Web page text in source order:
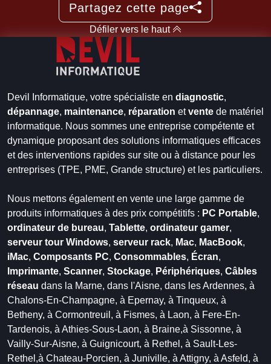
Partagez cette page
Défiler vers le haut
Devil Informatique, votre spécialiste en diagnostic,
dépannage, maintenance, réparation etvente de matériel
informatique. Nous sommes une entreprise compétente et
dynamique proposant des solutions informatiques efficaces
et des interventions rapides sur site ou à distance pour les
entreprises (TPE, PME, Grande structure) et les particuliers.
Nous mettons également en vente une large gamme de
produits informatiques à des prix compétitifs : PC Portable,
ordinateur de bureau, Tablette, ordinateur gamer,
serveur tour Windows, serveur rack, Mac, MacBook,
iMac, Composants PC, Consommables, Écran,
Imprimante, Scanner, Stockage, Périphériques, Câbles
réseau dans la Marne, dans l'Aisne, dans les Ardennes, à
Chalons-En-Champagne, à Epernay, à Tinqueux, à
Betheny, à Cormontreuil, à Fismes, à Laon, à Fere-En-
Tardenois, à Athies-Sous-Laon, à Braine,à Sissonne, à
Vailly-Sur-Aisne, à Guignicourt, à Rethel, à Sault-Les-
Rethel,à Chateau-Porcien, à Juniville, à Attigny, à Asfeld, à